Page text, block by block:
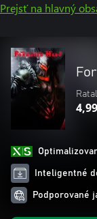
Prejsť na hlavný
Inteligentné
Podporované